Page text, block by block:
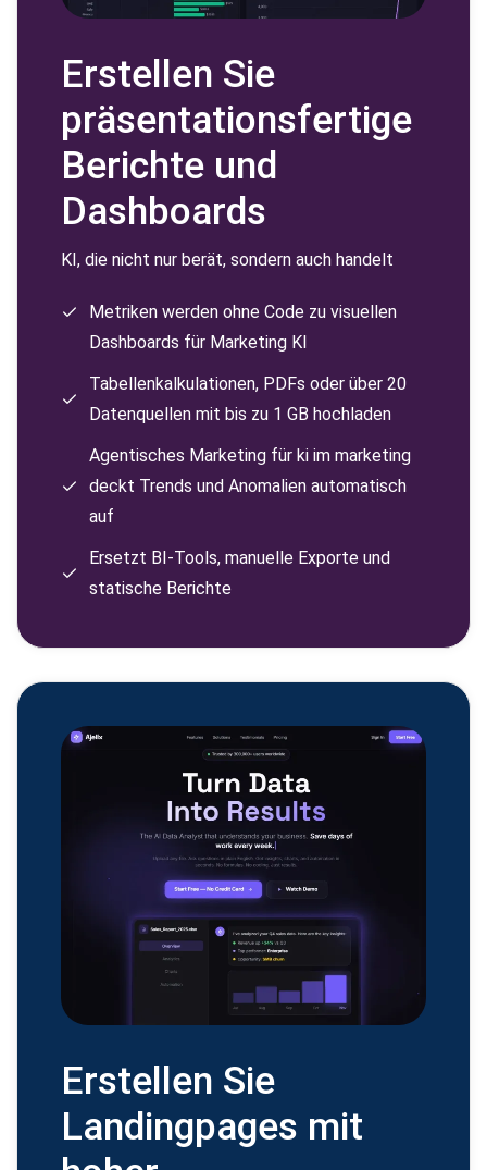
Erstellen Sie
präsentationsfertige
Berichte und
Dashboards
KI, die nicht nur berät, sondern auch handelt
Metriken werden ohne Code zu visuellen
Dashboards für Marketing KI
Tabellenkalkulationen, PDFs oder über 20
Datenquellen mit bis zu 1 GB hochladen
Agentisches Marketing für ki im marketing
deckt Trends und Anomalien automatisch
auf
Ersetzt BI-Tools, manuelle Exporte und
statische Berichte
Erstellen Sie
Landingpages mit